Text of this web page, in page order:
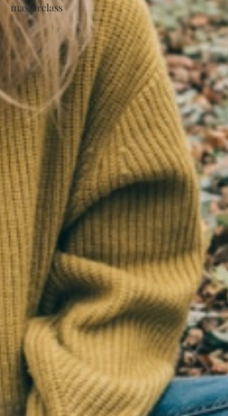
masterclass